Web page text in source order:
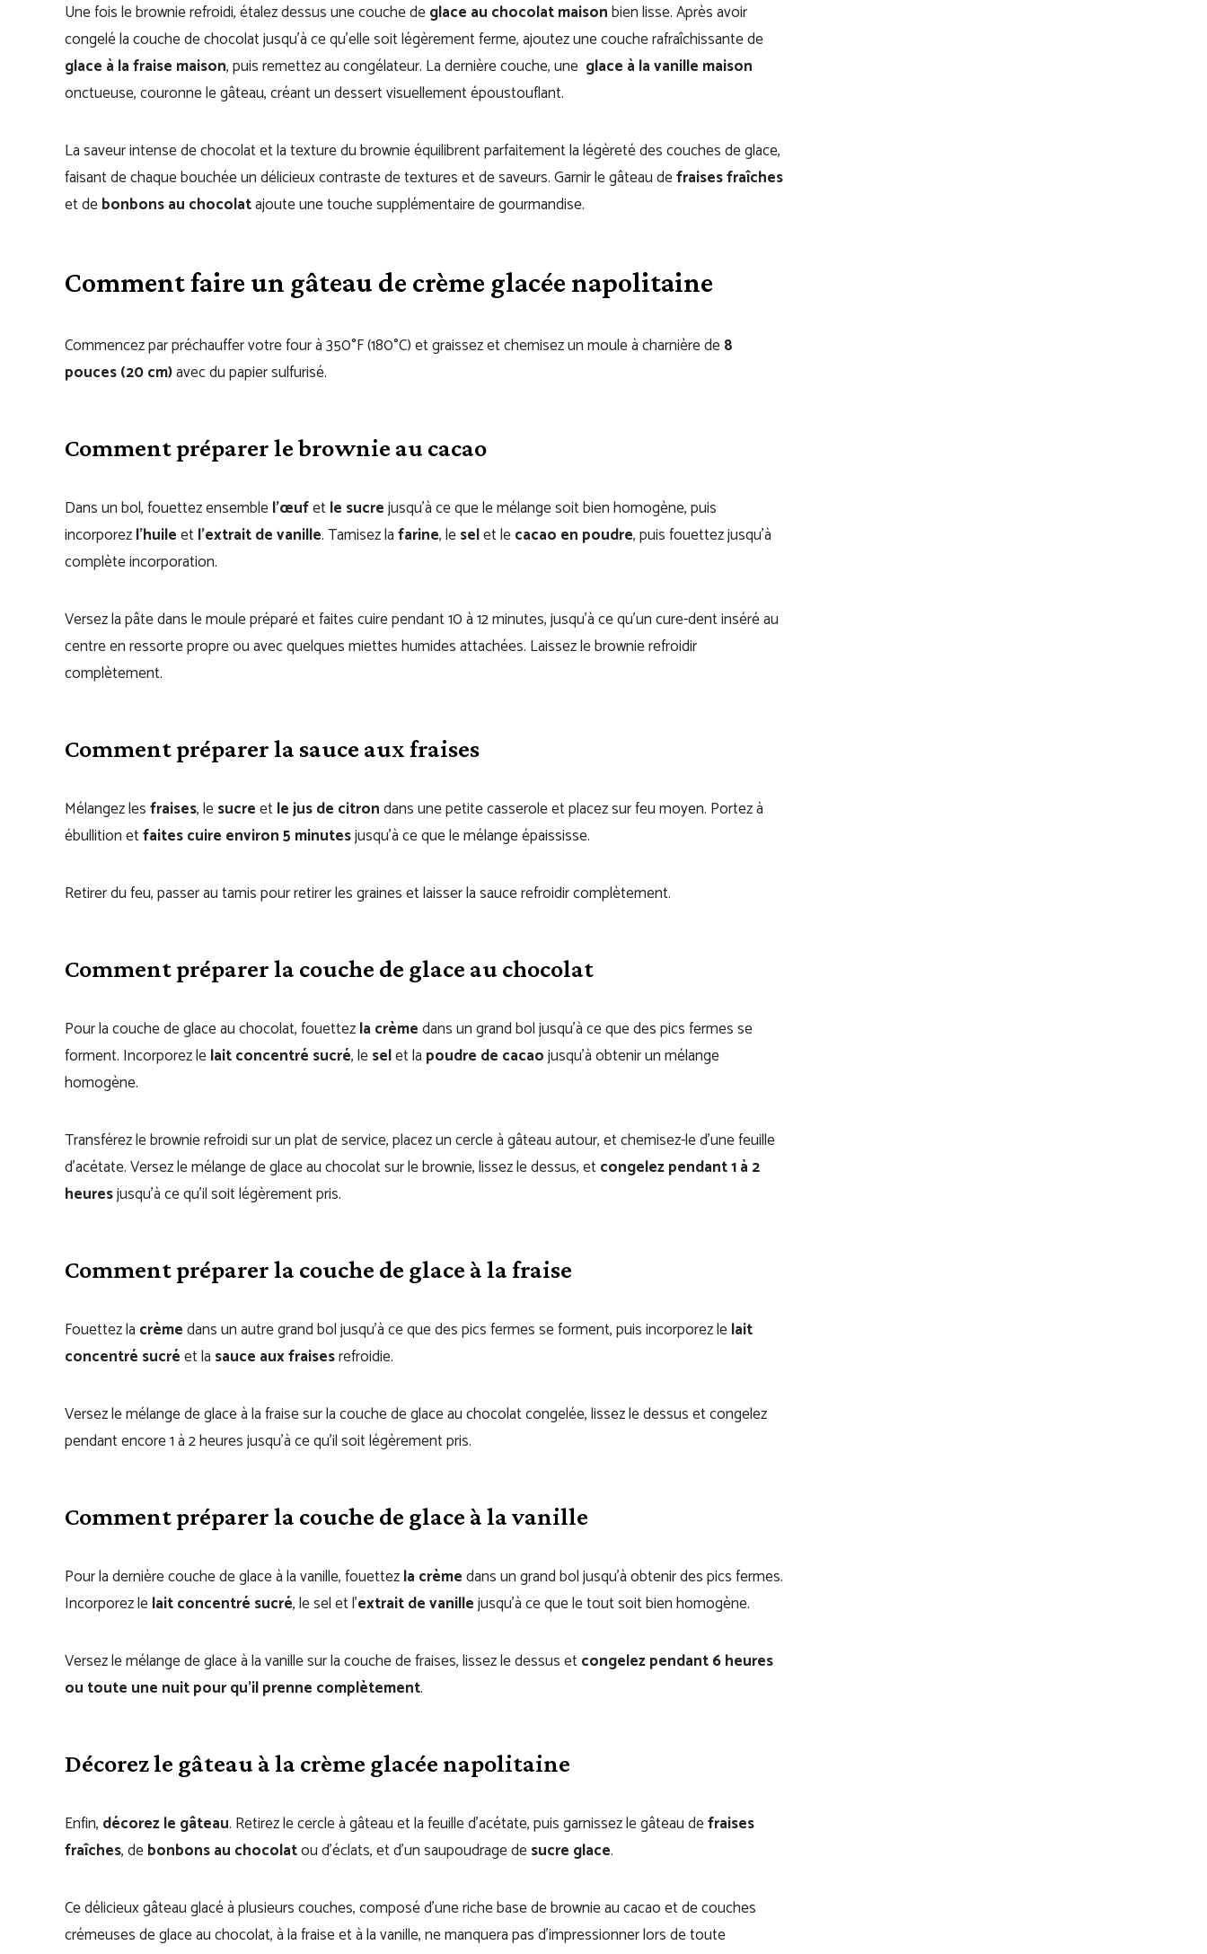
Une fois le brownie refroidi, étalez dessus une couche deglace au chocolat maisonbien lisse. Après avoir
congelé la couche de chocolat jusqu’à ce qu’elle soit légèrement ferme, ajoutez une couche rafraîchissante de
glace à la fraise maison, puis remettez au congélateur. La dernière couche, une glace à la vanille maison
onctueuse, couronne le gâteau, créant un dessert visuellement époustouflant.
La saveur intense de chocolat et la texture du brownie équilibrent parfaitement la légèreté des couches de glace,
faisant de chaque bouchée un délicieux contraste de textures et de saveurs. Garnir le gâteau defraises fraîches
et debonbons au chocolatajoute une touche supplémentaire de gourmandise.
Comment faire un gâteau de crème glacée napolitaine
Commencez par préchauffer votre four à 350°F (180°C) et graissez et chemisez un moule à charnière de8
pouces (20 cm)avec du papier sulfurisé.
Comment préparer le brownie au cacao
Dans un bol, fouettez ensemblel’œufetle sucrejusqu’à ce que le mélange soit bien homogène, puis
incorporezl’huileetl’extrait de vanille. Tamisez lafarine, leselet lecacao en poudre, puis fouettez jusqu’à
complète incorporation.
Versez la pâte dans le moule préparé et faites cuire pendant 10 à 12 minutes, jusqu’à ce qu’un cure-dent inséré au
centre en ressorte propre ou avec quelques miettes humides attachées. Laissez le brownie refroidir
complètement.
Comment préparer la sauce aux fraises
Mélangez lesfraises, lesucreetle jus de citrondans une petite casserole et placez sur feu moyen. Portez à
ébullition etfaites cuire environ 5 minutesjusqu’à ce que le mélange épaississe.
Retirer du feu, passer au tamis pour retirer les graines et laisser la sauce refroidir complètement.
Comment préparer la couche de glace au chocolat
Pour la couche de glace au chocolat, fouettezla crèmedans un grand bol jusqu’à ce que des pics fermes se
forment. Incorporez lelait concentré sucré, leselet la poudre de cacaojusqu’à obtenir un mélange
homogène.
Transférez le brownie refroidi sur un plat de service, placez un cercle à gâteau autour, et chemisez-le d’une feuille
d’acétate. Versez le mélange de glace au chocolat sur le brownie, lissez le dessus, etcongelez pendant 1 à 2
heuresjusqu’à ce qu’il soit légèrement pris.
Comment préparer la couche de glace à la fraise
Fouettez la crèmedans un autre grand bol jusqu’à ce que des pics fermes se forment, puis incorporez lelait
concentré sucréet la sauce aux fraisesrefroidie.
Versez le mélange de glace à la fraise sur la couche de glace au chocolat congelée, lissez le dessus et congelez
pendant encore 1 à 2 heures jusqu’à ce qu’il soit légèrement pris.
Comment préparer la couche de glace à la vanille
Pour la dernière couche de glace à la vanille, fouettezla crèmedans un grand bol jusqu’à obtenir des pics fermes.
Incorporez lelait concentré sucré, le sel et l’extrait de vanillejusqu’à ce que le tout soit bien homogène.
Versez le mélange de glace à la vanille sur la couche de fraises, lissez le dessus etcongelez pendant 6 heures
ou toute une nuit pour qu’il prenne complètement.
Décorez le gâteau à la crème glacée napolitaine
Enfin, décorez le gâteau. Retirez le cercle à gâteau et la feuille d’acétate, puis garnissez le gâteau defraises
fraîches, debonbons au chocolatou d’éclats, et d’un saupoudrage desucre glace.
Ce délicieux gâteau glacé à plusieurs couches, composé d’une riche base de brownie au cacao et de couches
crémeuses de glace au chocolat, à la fraise et à la vanille, ne manquera pas d’impressionner lors de toute